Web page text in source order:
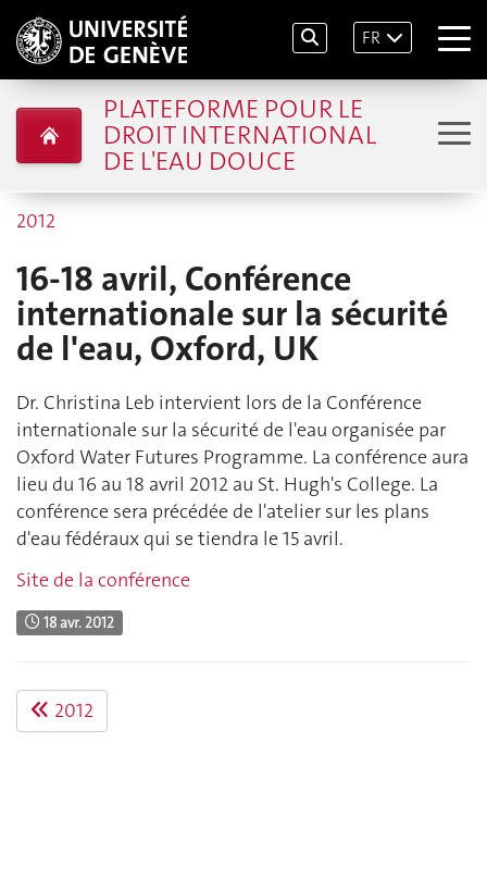
FR
PLATEFORME POUR LE
DROIT INTERNATIONAL
DE L'EAU DOUCE
2012
16-18 avril, Conférence
internationale sur la sécurité
de l'eau, Oxford, UK
Dr. Christina Leb intervient lors de la Conférence
internationale sur la sécurité de l'eau organisée par
Oxford Water Futures Programme. La conférence aura
lieu du 16 au 18 avril 2012 au St. Hugh's College. La
conférence sera précédée de l'atelier sur les plans
d'eau fédéraux qui se tiendra le 15 avril.
Site de la conférence
18 avr. 2012
2012